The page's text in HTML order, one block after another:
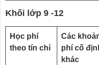
Khối lớp 9 -12
Học phí
theo tín chỉ
Các
phí cố
khác